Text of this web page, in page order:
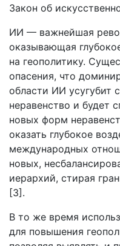
Закон об
ИИ — важнейшая
оказывающая
на геополитику.
опасения, что
области ИИ усугубит
неравенство и будет
новых форм
оказать глубокое
международных
новых,
иерархий, стирая
[3].
В то же время
для повышения